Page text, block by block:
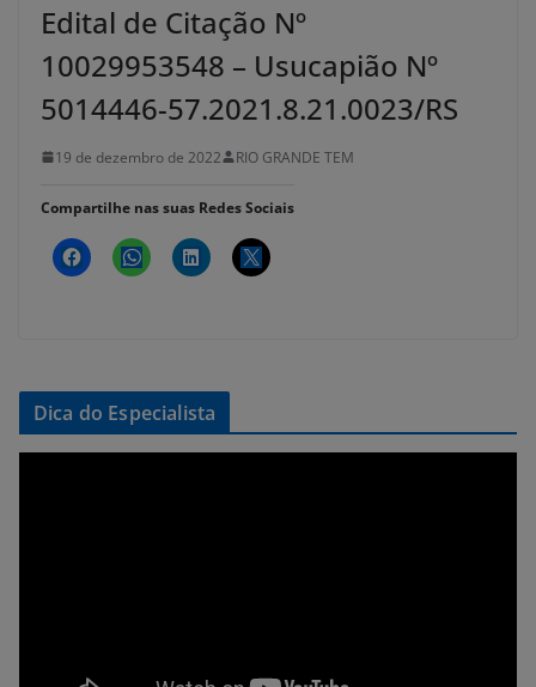
Edital de Citação Nº
10029953548 – Usucapião Nº
5014446-57.2021.8.21.0023/RS
19 de dezembro de 2022 RIO GRANDE TEM
Compartilhe nas suas Redes Sociais
Dica do Especialista